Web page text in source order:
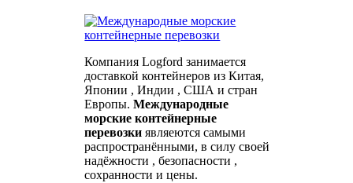
Компания Logford занимается
доставкой контейнеров из Китая,
Японии , Индии , США и стран
Европы.Международные
морские контейнерные
перевозки являеются самыми
распространёнными, в силу своей
надёжности , безопасности ,
сохранности и цены.